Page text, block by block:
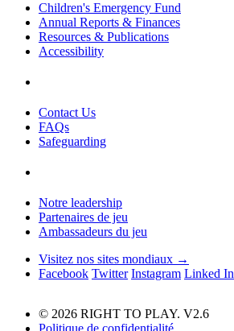
Children's Emergency Fund
Annual Reports & Finances
Resources & Publications
Accessibility
Contact Us
FAQs
Safeguarding
Notre leadership
Partenaires de jeu
Ambassadeurs du jeu
Visitez nos sites mondiaux →
Facebook Twitter Instagram Linked In
© 2026 RIGHT TO PLAY. V2.6
Politique de confidentialité